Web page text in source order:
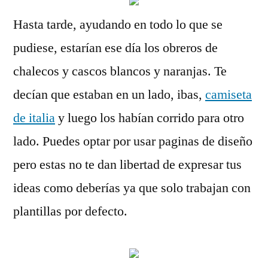
Hasta tarde, ayudando en todo lo que se
pudiese, estarían ese día los obreros de
chalecos y cascos blancos y naranjas. Te
decían que estaban en un lado, ibas, camiseta
de italiay luego los habían corrido para otro
lado. Puedes optar por usar paginas de diseño
pero estas no te dan libertad de expresar tus
ideas como deberías ya que solo trabajan con
plantillas por defecto.